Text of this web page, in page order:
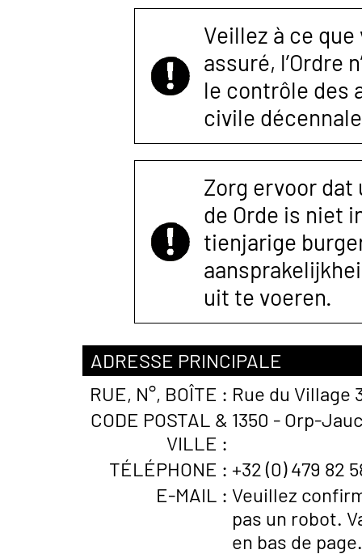
Veillez à ce
assuré, l’Ordre
le contrôle des
civile
Zorg ervoor
de Orde is niet
tienjarige
uit te voeren.
ADRESSE PRINCIPALE
RUE, N°, BOÎTE : Rue du Village
CODE POSTAL &
VILLE :
1350 - Orp-
TÉLÉPHONE : +32 (0) 479 82
E-MAIL : Veuillez
pas un robot.
en bas de page.